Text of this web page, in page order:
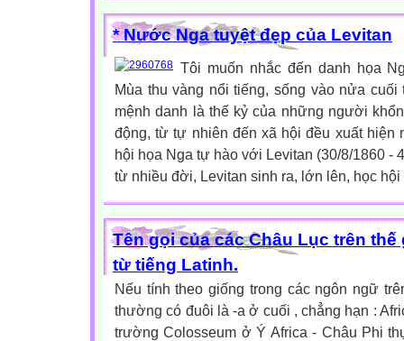
* Nước Nga tuyệt đẹp của Levitan
Tôi muốn nhắc đến danh họa
Mùa thu vàng nổi tiếng, sống vào nửa
mệnh danh là thế kỷ của những người
động, từ tự nhiên đến xã hội đều xuất hiện
hội họa Nga tự hào với Levitan (30/8/1860 -
từ nhiều đời, Levitan sinh ra, lớn lên, học hội
Tên gọi của các Châu Lục trên
từ tiếng Latinh.
Nếu tính theo giống trong các ngôn ngữ
thường có đuôi là -a ở cuối , chẳng hạn :
trường Colosseum ở Ý Africa - Châu Phi